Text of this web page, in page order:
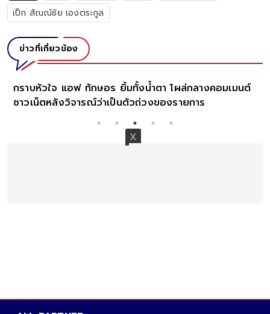
เป็ก สัณณ์ชัย เองตระกูล
ข่าวที่เกี่ยวข้อง
กราบหัวใจ แอฟ ทักษอร ยิ้มทั้งน้ำตา โผล่กลางคอมเมนต์
ชาวเน็ตหลังวิจารณ์ว่าเป็นตัวถ่วงของรายการ